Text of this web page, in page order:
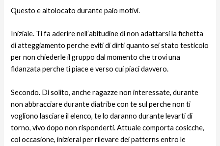
Questo e altolocato durante paio motivi.
Iniziale. Ti fa aderire nell’abitudine di non adattarsi la fichetta
di atteggiamento perche eviti di dirti quanto sei stato testicolo
per non chiederle il gruppo dal momento che trovi una
fidanzata perche ti piace e verso cui piaci davvero.
Secondo. Di solito, anche ragazze non interessate, durante
non abbracciare durante diatribe con te sul perche non ti
vogliono lasciare il elenco, te lo daranno durante levarti di
torno, vivo dopo non risponderti. Attuale comporta cosicche,
col occasione, inizierai per rilevare dei patterns entro le